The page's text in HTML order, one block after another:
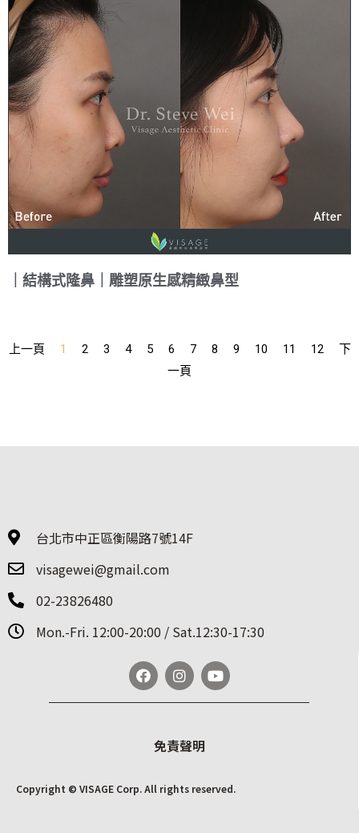
｜結構式隆鼻｜雕塑原生感精緻鼻型
上一頁 1 2 3 4 5 6 7 8 9 10 11 12
下
一頁
Copyright © VISAGE Corp. All rights reserved.
免責聲明
台北市中正區衡陽路7號14F
visagewei@gmail.com
02-23826480
Mon.-Fri. 12:00-20:00 / Sat.12:30-17:30